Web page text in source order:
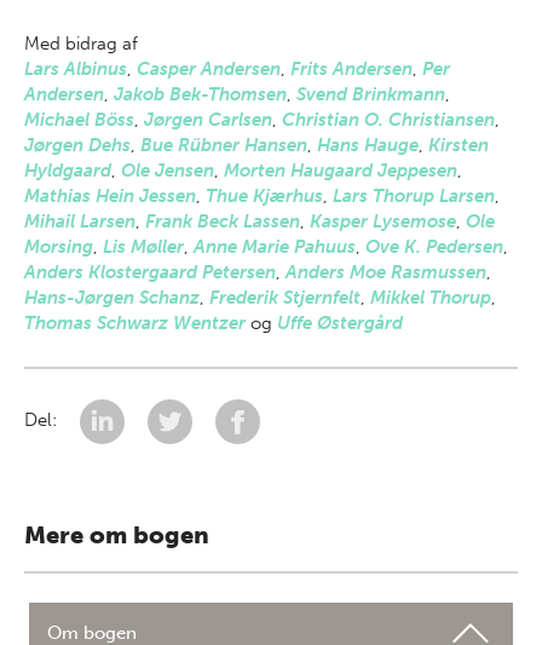
Med bidrag af
Lars Albinus, Casper Andersen, Frits Andersen, Per
Andersen, Jakob Bek-Thomsen, Svend Brinkmann,
Michael Böss, Jørgen Carlsen, Christian O. Christiansen,
Jørgen Dehs, Bue Rübner Hansen, Hans Hauge, Kirsten
Hyldgaard, Ole Jensen, Morten Haugaard Jeppesen,
Mathias Hein Jessen, Thue Kjærhus, Lars Thorup Larsen,
Mihail Larsen, Frank Beck Lassen, Kasper Lysemose, Ole
Morsing, Lis Møller,Anne Marie Pahuus, Ove K. Pedersen,
Anders Klostergaard Petersen,Anders Moe Rasmussen,
Hans-Jørgen Schanz, Frederik Stjernfelt, Mikkel Thorup,
Thomas Schwarz Wentzerog Uffe Østergård
Del:
Mere om bogen
Om bogen